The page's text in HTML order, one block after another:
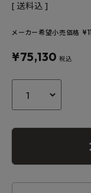
メルマガ登録
送料込
メーカー希望小売価格 ¥
¥75,130 税込